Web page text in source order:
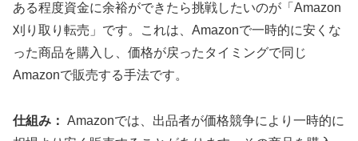
ある程度資金に余裕ができたら挑戦したいのが「Amazon
刈り取り転売」です。これは、Amazonで一時的に安くな
った商品を購入し、価格が戻ったタイミングで同じ
Amazonで販売する手法です。
仕組み： Amazonでは、出品者が価格競争により一時的に